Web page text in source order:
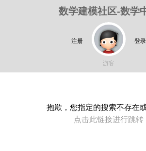
数学建模社区-数学
注册 登录
游客
抱歉，您指定的搜索不存在
点击此链接进行跳转